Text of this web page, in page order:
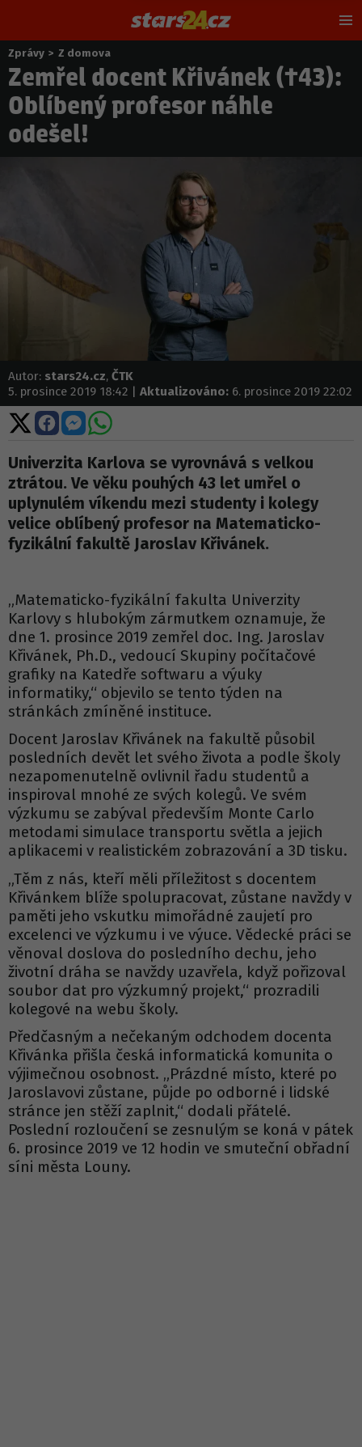
Nacházíte
se
zde:
Zprávy > Z domova
Zemřel docent Křivánek (†43):
Oblíbený profesor náhle
odešel!
Autor: stars24.cz, ČTK
5. prosince 2019 18:42 | Aktualizováno: 6. prosince 2019 22:02
Sdílet
na
X
Sdílet
na
Facebooku
Sdílet
na
Messengeru
Sdílet
WhatsApp
Univerzita Karlova se vyrovnává s velkou
ztrátou. Ve věku pouhých 43 let umřel o
uplynulém víkendu mezi studenty i kolegy
velice oblíbený profesor na Matematicko-
fyzikální fakultě Jaroslav Křivánek.
„Matematicko-fyzikální fakulta Univerzity
Karlovy s hlubokým zármutkem oznamuje, že
dne 1. prosince 2019 zemřel doc. Ing. Jaroslav
Křivánek, Ph.D., vedoucí Skupiny počítačové
grafiky na Katedře softwaru a výuky
informatiky,“ objevilo se tento týden na
stránkách zmíněné instituce.
Docent Jaroslav Křivánek na fakultě působil
posledních devět let svého života a podle školy
nezapomenutelně ovlivnil řadu studentů a
inspiroval mnohé ze svých kolegů. Ve svém
výzkumu se zabýval především Monte Carlo
metodami simulace transportu světla a jejich
aplikacemi v realistickém zobrazování a 3D tisku.
„Těm z nás, kteří měli příležitost s docentem
Křivánkem blíže spolupracovat, zůstane navždy v
paměti jeho vskutku mimořádné zaujetí pro
excelenci ve výzkumu i ve výuce. Vědecké práci se
věnoval doslova do posledního dechu, jeho
životní dráha se navždy uzavřela, když pořizoval
soubor dat pro výzkumný projekt,“ prozradili
kolegové na webu školy.
Předčasným a nečekaným odchodem docenta
Křivánka přišla česká informatická komunita o
výjimečnou osobnost. „Prázdné místo, které po
Jaroslavovi zůstane, půjde po odborné i lidské
stránce jen stěží zaplnit,“ dodali přátelé.
Poslední rozloučení se zesnulým se koná v pátek
6. prosince 2019 ve 12 hodin ve smuteční obřadní
síni města Louny.